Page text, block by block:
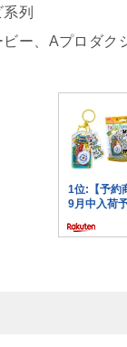
列
ビー、Aプロダ